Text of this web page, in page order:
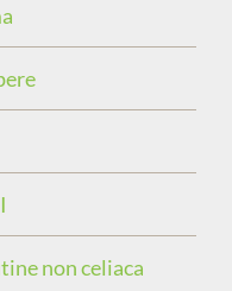
non celiaca